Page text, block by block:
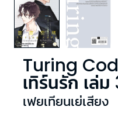
Turing
เทิร์นรัก เล่
เฟยเทียนเย่เสียง